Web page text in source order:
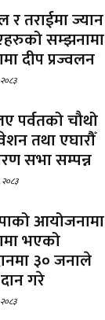
र तराईमा ज्यान
सम्झनामा
दीप प्रज्वलन
पर्वतको चौथो
तथा एघारौँ
सभा सम्पन्न
आयोजनामा
भएको
३० जनाले
गरे